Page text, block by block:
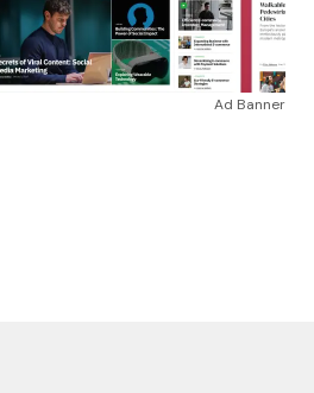
Ad Banner